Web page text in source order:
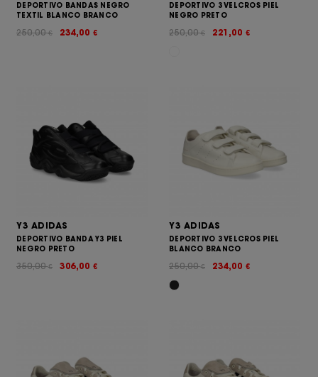
DEPORTIVO BANDAS NEGRO
TEXTIL BLANCO BRANCO
234,00 €
250,00€
DEPORTIVO 3 VELCROS PIEL
NEGRO PRETO
221,00 €
250,00€
Y3 ADIDAS
DEPORTIVO BANDA Y3 PIEL
NEGRO PRETO
306,00 €
350,00€
Y3 ADIDAS
DEPORTIVO 3 VELCROS PIEL
BLANCO BRANCO
234,00 €
250,00€